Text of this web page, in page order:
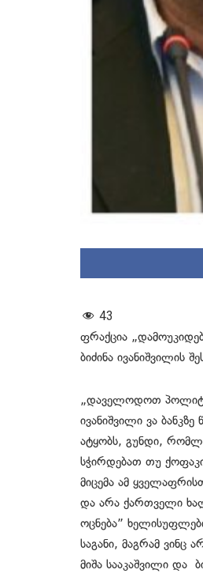
43
ფრაქცია
ბიძინა ივანიშვილის
„დაველოდოთ
ივანიშვილი ვა
ატყობს, გუნდი,
სჭირდებათ თუ
მიცემა ამ
და არა ქართველი
ოცნება”
საგანი, მაგრამ
მიშა სააკაშვილი და